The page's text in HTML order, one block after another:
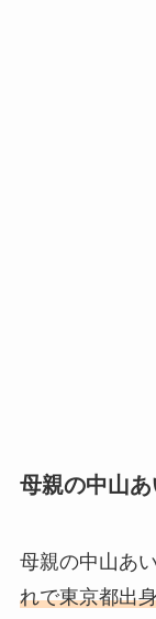
母親の中山あ
母親の中山あ
れで東京都出